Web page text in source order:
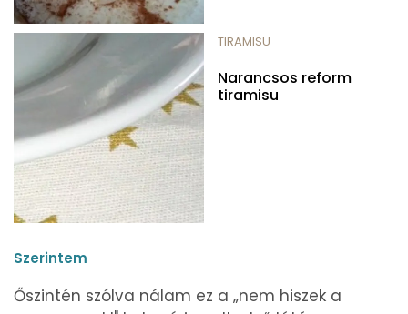
TIRAMISU
Narancsos reform
tiramisu
Szerintem
Őszintén szólva nálam ez a „nem hiszek a